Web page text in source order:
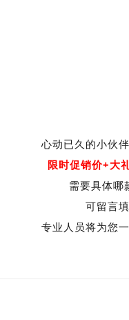
心动已久的小伙
限时促销价+大
需要具体哪
可留言
专业人员将为您